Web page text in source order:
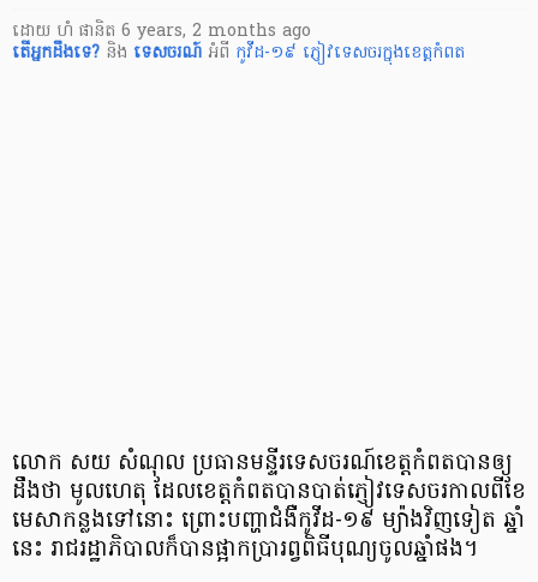
ដោយ ហំ ផានិត 6 years, 2 months ago
តើ​អ្នក​ដឹងទេ? និង ទេសចរណ៍ អំពី កូវីដ-១៩ ភ្ញៀវទេសចរក្នុងខេត្តកំពត
លោក សយ សំ​ណុ​ល ប្រធាន​មន្ទីរ​ទេសចរណ៍​ខេត្តកំពត​បាន​ឲ្យ​
ដឹង​ថា មូលហេតុ ដែល​ខេត្តកំពត​បាន​បាត់​ភ្ញៀវ​ទេសចរ​កាលពី​ខែ
មេសា​កន្លង​ទៅ​នោះ ព្រោះ​បញ្ហា​ជំងឺ​កូ​វី​ដ​-១៩ ម្យ៉ាងវិញទៀត ឆ្នាំ​
នេះ រាជរដ្ឋាភិបាល​ក៏​បាន​ផ្អាក​ប្រារ​ព្វ​ពិធី​បុណ្យចូលឆ្នាំ​ផង​។